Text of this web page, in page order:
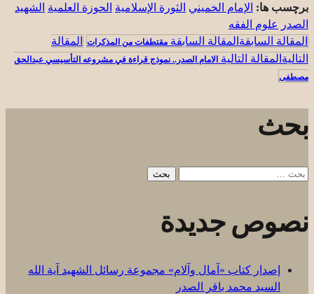
برچسب ها: الإمام الخميني الثورة الإسلامية الحوزة العلمية الشهيد
الصدر
علوم الفقه
المقالة السابقة مقتطفات من المذكرات
المقالة التالية الامام الصدر.. نموذج قراءة في مشروعه التأسيسي عبدالحق
مصطفى
بحث
البحث
نصوص جديدة
إصدار كتاب «آمال وآلام» مجموعة رسائل الشهيد آية الله
السيد محمد باقر الصدر